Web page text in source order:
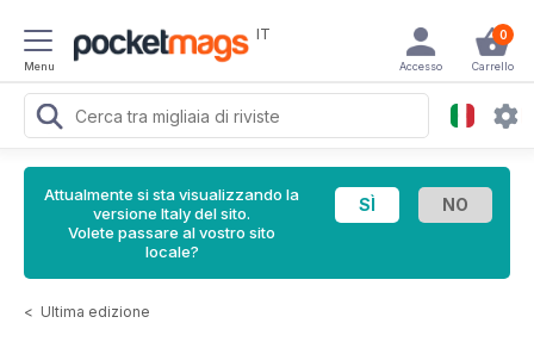
Menu
IT 0
Carrello
Accesso
Attualmente si sta visualizzando la
versione Italy del sito.
Volete passare al vostro sito
locale?
< Ultima edizione